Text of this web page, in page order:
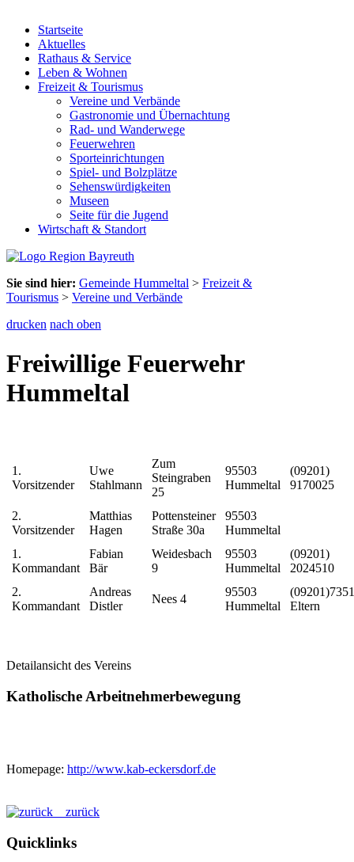
Startseite
Aktuelles
Rathaus & Service
Leben & Wohnen
Freizeit & Tourismus
Vereine und Verbände
Gastronomie und Übernachtung
Rad- und Wanderwege
Feuerwehren
Sporteinrichtungen
Spiel- und Bolzplätze
Sehenswürdigkeiten
Museen
Seite für die Jugend
Wirtschaft & Standort
Sie sind hier: Gemeinde Hummeltal > Freizeit &
Tourismus > Vereine und Verbände
drucken nach oben
Freiwillige Feuerwehr
Hummeltal
1.
Vorsitzender
Uwe
Stahlmann
Zum
Steingraben
25
95503
Hummeltal
(09201)
9170025
2.
Vorsitzender
Matthias
Hagen
Pottensteiner
Straße 30a
95503
Hummeltal
1.
Kommandant
Fabian
Bär
Weidesbach
9
95503
Hummeltal
(09201)
2024510
2.
Kommandant
Andreas
Distler
Nees 4
95503
Hummeltal
(09201)7351
Eltern
Detailansicht des Vereins
Katholische Arbeitnehmerbewegung
Homepage: http://www.kab-eckersdorf.de
zurück
Quicklinks